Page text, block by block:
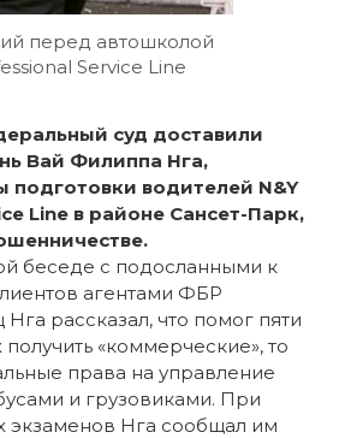
перед автошколой
Service Line
суд доставили
Вай Филиппа Нга,
подготовки водителей N&Y
Line в районе Сансет-Парк,
беседе с подосланными к
агентами ФБР
рассказал, что помог пяти
«коммерческие», то
права на управление
и грузовиками. При
экзаменов Нга сообщал им